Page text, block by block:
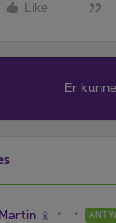
Like
Er
Martin